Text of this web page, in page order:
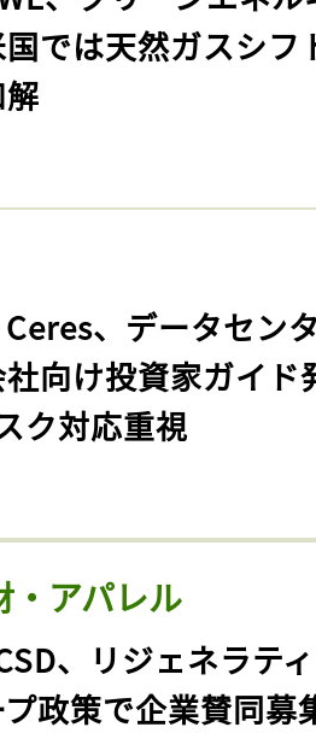
では天然ガスシフ
Ceres、データセン
向け投資家ガイド
ク対応重視
・アパレル
、リジェネラテ
政策で企業賛同募